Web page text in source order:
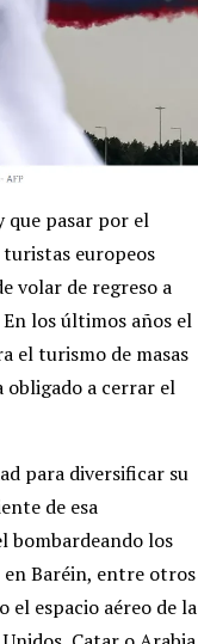
que pasar por el
turistas europeos
volar de regreso a
los últimos años el
el turismo de masas
obligado a cerrar el
para diversificar su
de esa
bombardeando los
en Baréin, entre otros
el espacio aéreo de la